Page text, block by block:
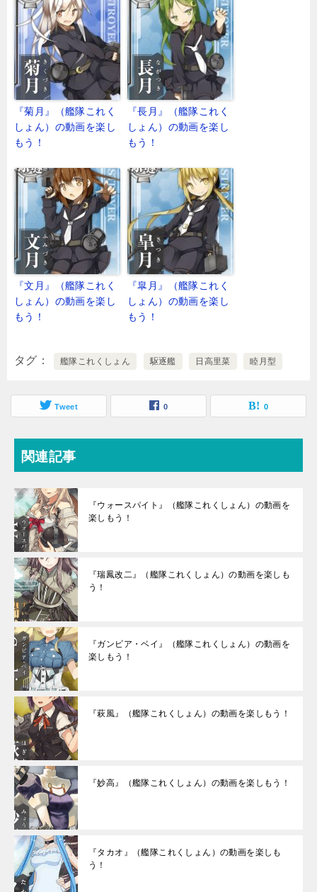
『菊月』（艦隊これく
しょん）の動画を楽し
もう！
『長月』（艦隊これく
しょん）の動画を楽し
もう！
『文月』（艦隊これく
しょん）の動画を楽し
もう！
『皐月』（艦隊これく
しょん）の動画を楽し
もう！
タグ 艦隊これくしょん 駆逐艦 日高里菜 睦月型
Tweet 0 0
関連記事
『ウォースパイト』（艦隊これくしょん）の動画を
楽しもう！
『瑞鳳改二』（艦隊これくしょん）の動画を楽しも
う！
『ガンビア・ベイ』（艦隊これくしょん）の動画を
楽しもう！
『萩風』（艦隊これくしょん）の動画を楽しもう！
『妙高』（艦隊これくしょん）の動画を楽しもう！
『タカオ』（艦隊これくしょん）の動画を楽しも
う！